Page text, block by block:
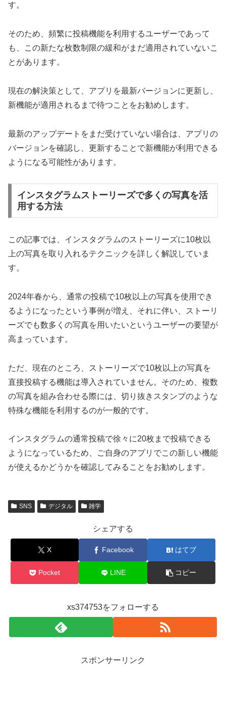
す。
そのため、頻繁に投稿機能を利用するユーザーであって
も、この新たな枚数制限の緩和がまだ適用されていないこ
とがあります。
現在の解決策として、アプリを最新バージョンに更新し、
新機能が適用されるまで待つことをお勧めします。
最新のアップデートをまだ受けていない場合は、アプリの
バージョンを確認し、更新することで新機能が利用できる
ようになる可能性があります。
インスタグラムストーリーズで多くの写真を活
用する方法
この記事では、インスタグラムのストーリーズに10枚以
上の写真を取り入れるテクニックを詳しく解説していま
す。
2024年春から、通常の投稿で10枚以上の写真を使用でき
るようになったという事例が増え、それに伴い、ストーリ
ーズでも数多くの写真を用いたいというユーザーの要望が
高まっています。
ただ、現在のところ、ストーリーズで10枚以上の写真を
直接投稿する機能は導入されていません。そのため、複数
の写真を組み合わせる際には、切り抜きスタンプのような
特殊な機能を利用するのが一般的です。
インスタグラムの通常投稿で徐々に20枚まで投稿できる
ようになっているため、ご自身のアプリでこの新しい機能
が使えるかどうかを確認してみることをお勧めします。
SNS デジタル 雑学
シェアする
X Facebook はてブ
Pocket LINE コピー
xs374753をフォローする
スポンサーリンク